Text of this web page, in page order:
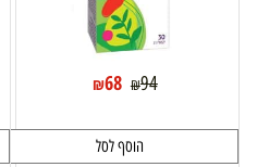
₪94
₪68
הוסף לסל